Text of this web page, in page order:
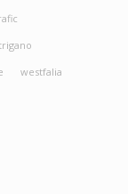
westfalia